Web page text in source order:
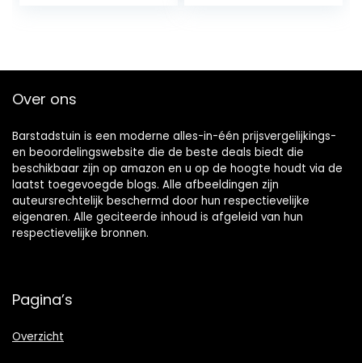
Over ons
Barstadstuin is een moderne alles-in-één prijsvergelijkings-
en beoordelingswebsite die de beste deals biedt die
beschikbaar zijn op amazon en u op de hoogte houdt via de
laatst toegevoegde blogs. Alle afbeeldingen zijn
auteursrechtelijk beschermd door hun respectievelijke
eigenaren. Alle geciteerde inhoud is afgeleid van hun
respectievelijke bronnen.
Pagina’s
Overzicht